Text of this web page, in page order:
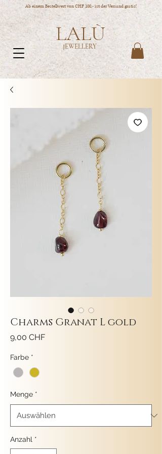
Ab einem Bestellwert von CHF 100,- ist der Versand gratis!
LALÙ
JEWELLERY
Charms Granat L gold
9,00 CHFPreis
Farbe *
Menge *
Anzahl *